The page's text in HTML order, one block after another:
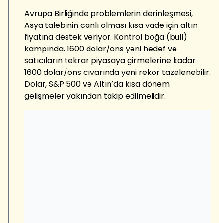
Avrupa Birliğinde problemlerin derinleşmesi,
Asya talebinin canlı olması kısa vade için altın
fiyatına destek veriyor. Kontrol boğa (bull)
kampında. 1600 dolar/ons yeni hedef ve
satıcıların tekrar piyasaya girmelerine kadar
1600 dolar/ons cıvarında yeni rekor tazelenebilir.
Dolar, S&P 500 ve Altın’da kısa dönem
gelişmeler yakından takip edilmelidir.